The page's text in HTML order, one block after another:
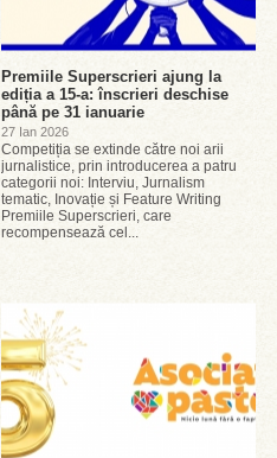
Premiile Superscrieri ajung la
ediția a 15-a: înscrieri deschise
până pe 31 ianuarie
27 Ian 2026
Competiția se extinde către noi arii
jurnalistice, prin introducerea a patru
categorii noi: Interviu, Jurnalism
tematic, Inovație și Feature Writing
Premiile Superscrieri, care
recompensează cel...